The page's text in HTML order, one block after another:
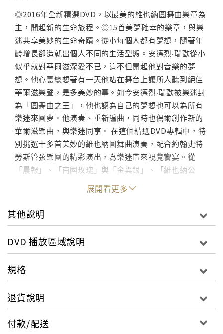
◎2016年全新精選DVD，以最美的維也納圓舞曲樂章為
主，開起新的生命旅程。◎15首美夢確幸的樂章，與樂
迷共享美妙的生命奇蹟。從小每個人都有夢想，隨著年
齡增長卻造就出個人不同的生活型態。安德烈‧瑞歐從小
似乎就對華爾滋深愛不已，這不但開起他對音樂的夢
想。他心裏總想著有一天他站在舞台上讓所人聽到絕佳
華爾滋樂聲，是多美妙的事。如今安德烈‧瑞歐被樂迷封
為「圓舞曲之王」，他也認為自己的夢想也可以為所有
樂迷來圓夢。他演奏、重新編曲，同時也偶爾創作新的
華爾滋樂曲，與樂迷同享。 在這個精選DVD專輯中，特
別挑選十多首美妙的維也納圓舞曲演奏，配合約翰史特
勞斯管弦樂團的精彩演出，為樂迷帶來視覺饗宴。從
「晨報」、「南國玫瑰」與「金與銀」、「維也納公
民」到「藍色多瑙河」與「吉普賽公主選曲」十多首旋
律動容的樂曲，帶來浪漫的生活樂章。
展開看更多
其他說明
DVD 播放區域說明
規格
退貨說明
付款/配送